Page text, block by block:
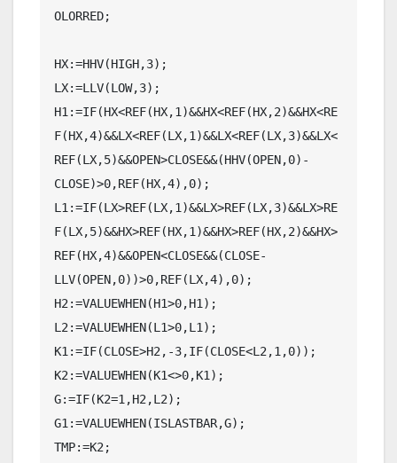
OLORRED;
HX:=HHV(HIGH,3);
LX:=LLV(LOW,3);
H1:=IF(HX<REF(HX,1)&&HX<REF(HX,2)&&HX<RE
F(HX,4)&&LX<REF(LX,1)&&LX<REF(LX,3)&&LX<
REF(LX,5)&&OPEN>CLOSE&&(HHV(OPEN,0)-
CLOSE)>0,REF(HX,4),0);
L1:=IF(LX>REF(LX,1)&&LX>REF(LX,3)&&LX>RE
F(LX,5)&&HX>REF(HX,1)&&HX>REF(HX,2)&&HX>
REF(HX,4)&&OPEN<CLOSE&&(CLOSE-
LLV(OPEN,0))>0,REF(LX,4),0);
H2:=VALUEWHEN(H1>0,H1);
L2:=VALUEWHEN(L1>0,L1);
K1:=IF(CLOSE>H2,-3,IF(CLOSE<L2,1,0));
K2:=VALUEWHEN(K1<>0,K1);
G:=IF(K2=1,H2,L2);
G1:=VALUEWHEN(ISLASTBAR,G);
TMP:=K2;